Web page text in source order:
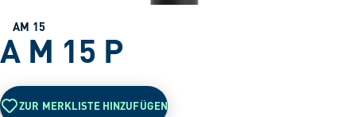
AM 15
A M 15 P
ZUR MERKLISTE HINZUFÜGEN